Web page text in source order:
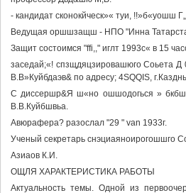
- кандидат сконокйческ»« туи, !!»б«уошш
Ведущая оршшзащш - НПО "Инна
Защит состоимся "ffi,," иглт 1993с« в 15
заседай;«! спзщдяцзировашюго Соьета Д
В.В»Куйбдаэв& по адресу; 4SQQIS,
С диссершр&Я ш«но ошшодогься »
В.В.Куйбшвьа.
Авюрафера? разослал "29 " van 1933г.
Ученый секретарь снэциаяноирогошшго
Азиаов К.И.
ОЩЛЯ ХАРАКТЕРИСТИКА РАБОТЫ
Актуальность темы. Одной из